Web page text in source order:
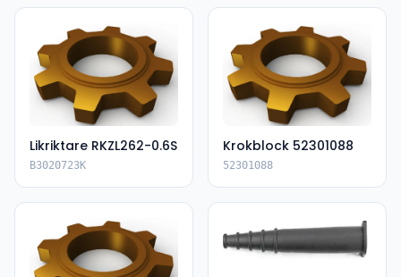
Likriktare RKZL262-0.6S
B3020723K
Krokblock 52301088
52301088